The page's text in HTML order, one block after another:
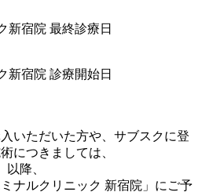
新宿院 最終診療日
新宿院 診療開始日
いただいた方や、サブスクに登
につきましては、
以降、
ナルクリニック 新宿院」にご予